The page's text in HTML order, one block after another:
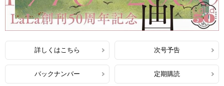
詳しくはこちら 次号予告
バックナンバー 定期購読